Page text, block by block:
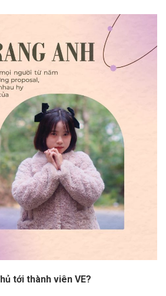
tới thành viên VE?